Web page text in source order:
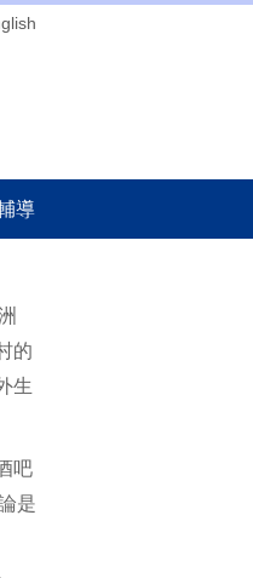
導
的
生
吧
是